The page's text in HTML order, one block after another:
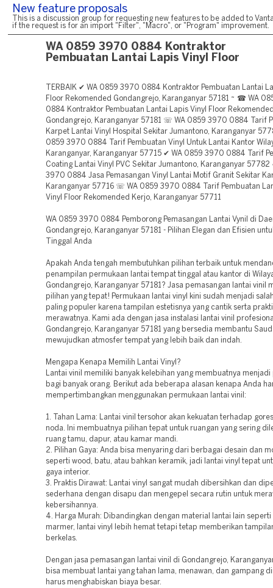
New feature proposals
This is a discussion group for requesting new features to be added to
if the request is for an import "Filter", "Macro", or "Program" improvement.
WA 0859 3970 0884 Kontraktor
Pembuatan Lantai Lapis Vinyl Floor
TERBAIK ✔ WA 0859 3970 0884 Kontraktor Pembuatan Lantai
Floor Rekomended Gondangrejo, Karanganyar 57181 ~ ☎ WA
0884 Kontraktor Pembuatan Lantai Lapis Vinyl Floor
Gondangrejo, Karanganyar 57181 ☏ WA 0859 3970 0884 Tarif
Karpet Lantai Vinyl Hospital Sekitar Jumantono, Karanganyar
0859 3970 0884 Tarif Pembuatan Vinyl Untuk Lantai Kantor
Karanganyar, Karanganyar 57715 ✔ WA 0859 3970 0884 Tarif
Coating Lantai Vinyl PVC Sekitar Jumantono, Karanganyar 57782
3970 0884 Jasa Pemasangan Vinyl Lantai Motif Granit Sekitar
Karanganyar 57716 ☏ WA 0859 3970 0884 Tarif Pembuatan
Vinyl Floor Rekomended Kerjo, Karanganyar 57711
WA 0859 3970 0884 Pemborong Pemasangan Lantai Vynil di
Gondangrejo, Karanganyar 57181 - Pilihan Elegan dan Efisien
Tinggal Anda
Apakah Anda tengah membutuhkan pilihan terbaik untuk
penampilan permukaan lantai tempat tinggal atau kantor di
Gondangrejo, Karanganyar 57181? Jasa pemasangan lantai vinil
pilihan yang tepat! Permukaan lantai vinyl kini sudah menjadi
paling populer karena tampilan estetisnya yang cantik serta
merawatnya. Kami ada dengan jasa instalasi lantai vinil
Gondangrejo, Karanganyar 57181 yang bersedia membantu
mewujudkan atmosfer tempat yang lebih baik dan indah.
Mengapa Kenapa Memilih Lantai Vinyl?
Lantai vinil memiliki banyak kelebihan yang membuatnya
bagi banyak orang. Berikut ada beberapa alasan kenapa Anda
mempertimbangkan menggunakan permukaan lantai vinil:
1. Tahan Lama: Lantai vinil tersohor akan kekuatan terhadap
noda. Ini membuatnya pilihan tepat untuk ruangan yang sering
ruang tamu, dapur, atau kamar mandi.
2. Pilihan Gaya: Anda bisa menyaring dari berbagai desain dan
seperti wood, batu, atau bahkan keramik, jadi lantai vinyl tepat
gaya interior.
3. Praktis Dirawat: Lantai vinyl sangat mudah dibersihkan dan
sederhana dengan disapu dan mengepel secara rutin untuk
kebersihannya.
4. Harga Murah: Dibandingkan dengan material lantai lain seperti
marmer, lantai vinyl lebih hemat tetapi tetap memberikan
berkelas.
Dengan jasa pemasangan lantai vinil di Gondangrejo,
bisa membuat lantai yang tahan lama, menawan, dan gampang
harus menghabiskan biaya besar.